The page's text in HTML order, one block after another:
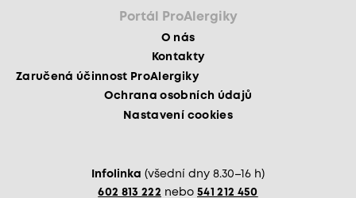
Portál ProAlergiky
O nás
Kontakty
Zaručená účinnost ProAlergiky
Ochrana osobních údajů
Nastavení cookies
Infolinka (všední dny 8.30–16 h)
602 813 222 nebo 541 212 450